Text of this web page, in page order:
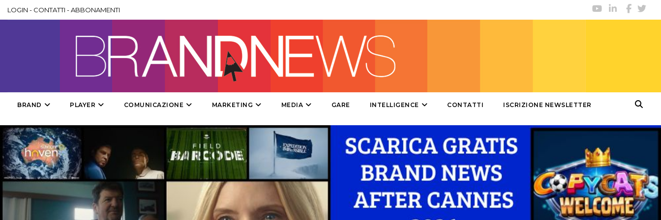
DESIGN
PUNTI VENDITA
CSR
LOGIN - CONTATTI -ABBONAMENTI
BRAND PLAYER COMUNICAZIONE MARKETING MEDIA GARE INTELLIGENCE CONTATTI ISCRIZIONE NEWSLETTER